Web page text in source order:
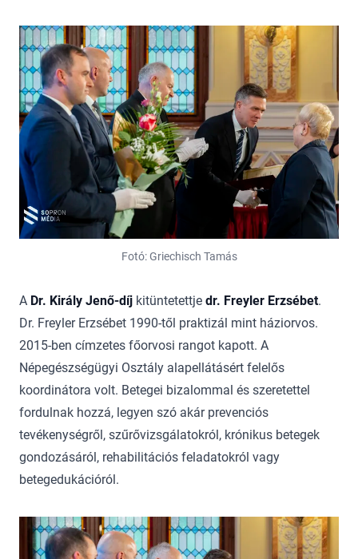
Fotó: Griechisch Tamás
A Dr. Király Jenő-díj kitüntetettje dr. Freyler Erzsébet.
Dr. Freyler Erzsébet 1990-től praktizál mint háziorvos.
2015-ben címzetes főorvosi rangot kapott. A
Népegészségügyi Osztály alapellátásért felelős
koordinátora volt. Betegei bizalommal és szeretettel
fordulnak hozzá, legyen szó akár prevenciós
tevékenységről, szűrővizsgálatokról, krónikus betegek
gondozásáról, rehabilitációs feladatokról vagy
betegedukációról.